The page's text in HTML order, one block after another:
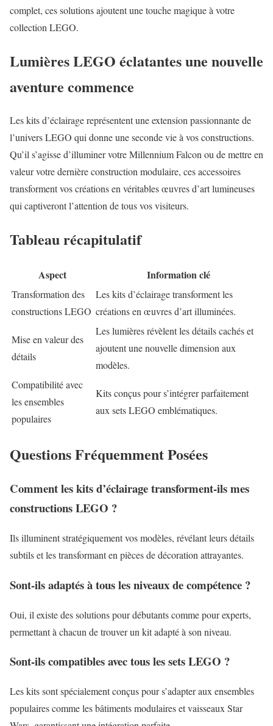
complet, ces solutions ajoutent une touche magique à votre
collection LEGO.
Lumières LEGO éclatantes une nouvelle
aventure commence
Les kits d’éclairage représentent une extension passionnante de
l’univers LEGO qui donne une seconde vie à vos constructions.
Qu’il s’agisse d’illuminer votre Millennium Falcon ou de mettre en
valeur votre dernière construction modulaire, ces accessoires
transforment vos créations en véritables œuvres d’art lumineuses
qui captiveront l’attention de tous vos visiteurs.
Tableau récapitulatif
Aspect Information clé
Transformation des
constructions LEGO
Les kits d’éclairage transforment les
créations en œuvres d’art illuminées.
Mise en valeur des
détails
Les lumières révèlent les détails cachés et
ajoutent une nouvelle dimension aux
modèles.
Compatibilité avec
les ensembles
populaires
Kits conçus pour s’intégrer parfaitement
aux sets LEGO emblématiques.
Questions Fréquemment Posées
Comment les kits d’éclairage transforment-ils mes
constructions LEGO ?
Ils illuminent stratégiquement vos modèles, révélant leurs détails
subtils et les transformant en pièces de décoration attrayantes.
Sont-ils adaptés à tous les niveaux de compétence ?
Oui, il existe des solutions pour débutants comme pour experts,
permettant à chacun de trouver un kit adapté à son niveau.
Sont-ils compatibles avec tous les sets LEGO ?
Les kits sont spécialement conçus pour s’adapter aux ensembles
populaires comme les bâtiments modulaires et vaisseaux Star